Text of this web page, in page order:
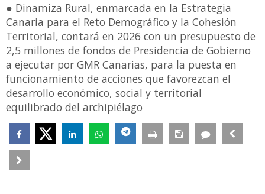
● Dinamiza Rural, enmarcada en la Estrategia
Canaria para el Reto Demográfico y la Cohesión
Territorial, contará en 2026 con un presupuesto de
2,5 millones de fondos de Presidencia de Gobierno
a ejecutar por GMR Canarias, para la puesta en
funcionamiento de acciones que favorezcan el
desarrollo económico, social y territorial
equilibrado del archipiélago